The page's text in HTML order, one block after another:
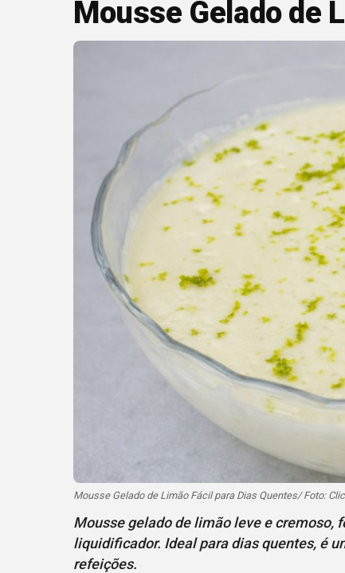
Mousse Gelado de
Mousse Gelado de Limão Fácil para Dias Quentes/ Foto:
Mousse gelado de limão leve e cremoso,
liquidificador. Ideal para dias quentes, é
refeições.